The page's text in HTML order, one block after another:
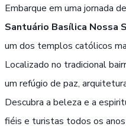
Embarque em uma jornada
Santuário Basílica Nossa
um dos templos católicos
Localizado no tradicional
um refúgio de paz,
Descubra a beleza e a
fiéis e turistas todos os